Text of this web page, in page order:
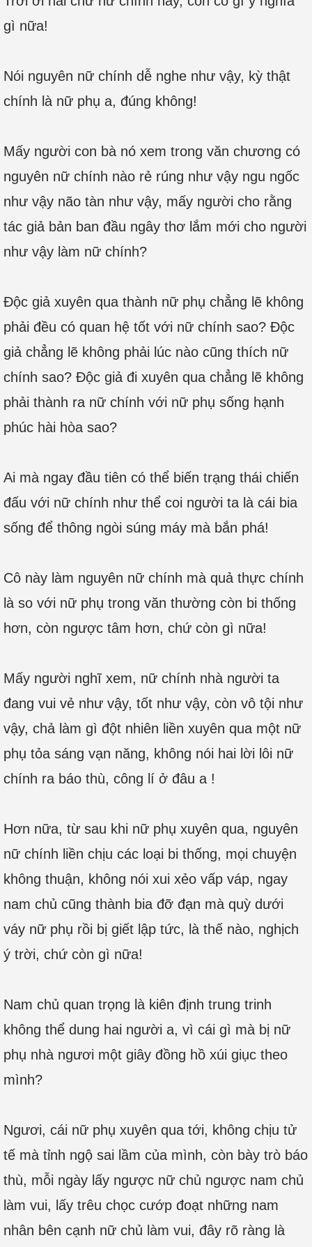
gì nữa!
Nói nguyên nữ chính dễ nghe như vậy, kỳ thật
chính là nữ phụ a, đúng không!
Mấy người con bà nó xem trong văn chương có
nguyên nữ chính nào rẻ rúng như vậy ngu ngốc
như vậy não tàn như vậy, mấy người cho rằng
tác giả bản ban đầu ngây thơ lắm mới cho người
như vậy làm nữ chính?
Độc giả xuyên qua thành nữ phụ chẳng lẽ không
phải đều có quan hệ tốt với nữ chính sao? Độc
giả chẳng lẽ không phải lúc nào cũng thích nữ
chính sao? Độc giả đi xuyên qua chẳng lẽ không
phải thành ra nữ chính với nữ phụ sống hạnh
phúc hài hòa sao?
Ai mà ngay đầu tiên có thể biến trạng thái chiến
đấu với nữ chính như thể coi người ta là cái bia
sống để thông ngòi súng máy mà bắn phá!
Cô này làm nguyên nữ chính mà quả thực chính
là so với nữ phụ trong văn thường còn bi thống
hơn, còn ngược tâm hơn, chứ còn gì nữa!
Mấy người nghĩ xem, nữ chính nhà người ta
đang vui vẻ như vậy, tốt như vậy, còn vô tội như
vậy, chả làm gì đột nhiên liền xuyên qua một nữ
phụ tỏa sáng vạn năng, không nói hai lời lôi nữ
chính ra báo thù, công lí ở đâu a !
Hơn nữa, từ sau khi nữ phụ xuyên qua, nguyên
nữ chính liền chịu các loại bi thống, mọi chuyện
không thuận, không nói xui xẻo vấp váp, ngay
nam chủ cũng thành bia đỡ đạn mà quỳ dưới
váy nữ phụ rồi bị giết lập tức, là thế nào, nghịch
ý trời, chứ còn gì nữa!
Nam chủ quan trọng là kiên định trung trinh
không thể dung hai người a, vì cái gì mà bị nữ
phụ nhà ngươi một giây đồng hồ xúi giục theo
mình?
Ngươi, cái nữ phụ xuyên qua tới, không chịu tử
tế mà tỉnh ngộ sai lầm của mình, còn bày trò báo
thù, mỗi ngày lấy ngược nữ chủ ngược nam chủ
làm vui, lấy trêu chọc cướp đoạt những nam
nhân bên cạnh nữ chủ làm vui, đây rõ ràng là